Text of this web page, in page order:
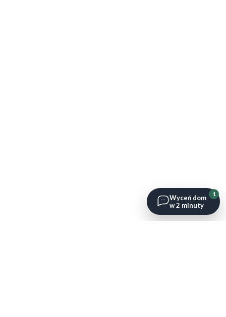
1
Wyceń dom
w 2 minuty